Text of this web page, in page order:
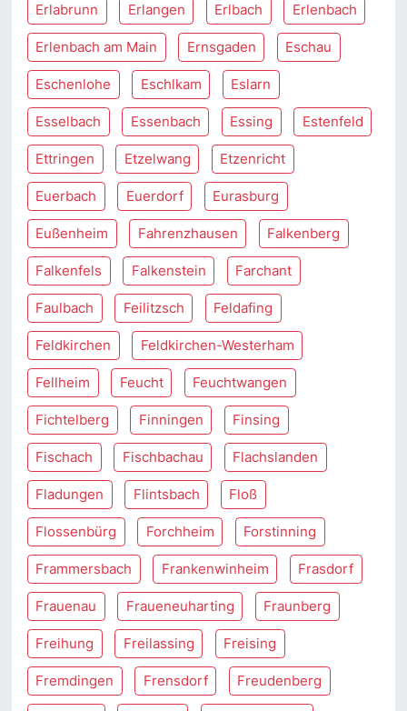
Erlabrunn Erlangen Erlbach Erlenbach
Erlenbach am Main Ernsgaden Eschau
Eschenlohe Eschlkam Eslarn
Esselbach Essenbach Essing Estenfeld
Ettringen Etzelwang Etzenricht
Euerbach Euerdorf Eurasburg
Eußenheim Fahrenzhausen Falkenberg
Falkenfels Falkenstein Farchant
Faulbach Feilitzsch Feldafing
Feldkirchen Feldkirchen-Westerham
Fellheim Feucht Feuchtwangen
Fichtelberg Finningen Finsing
Fischach Fischbachau Flachslanden
Fladungen Flintsbach Floß
Flossenbürg Forchheim Forstinning
Frammersbach Frankenwinheim Frasdorf
Frauenau Fraueneuharting Fraunberg
Freihung Freilassing Freising
Fremdingen Frensdorf Freudenberg